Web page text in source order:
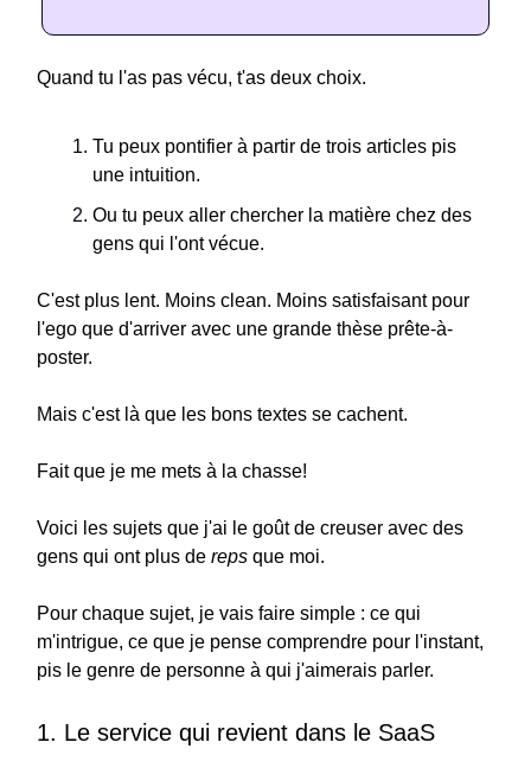
Quand tu l'as pas vécu, t'as deux choix.
Tu peux pontifier à partir de trois articles pis
une intuition.
Ou tu peux aller chercher la matière chez des
gens qui l'ont vécue.
C'est plus lent. Moins clean. Moins satisfaisant pour
l'ego que d'arriver avec une grande thèse prête-à-
poster.
Mais c'est là que les bons textes se cachent.
Fait que je me mets à la chasse!
Voici les sujets que j'ai le goût de creuser avec des
gens qui ont plus de reps que moi.
Pour chaque sujet, je vais faire simple : ce qui
m'intrigue, ce que je pense comprendre pour l'instant,
pis le genre de personne à qui j'aimerais parler.
1. Le service qui revient dans le SaaS